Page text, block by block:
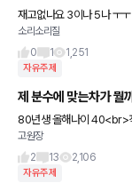
재고없나요 3이나 5나 ㅜㅜ
소리소리질
0
1 1,251
자유주제
제 분수에 맞는차가 뭘
80년생 올해나이 40<br>
대보유<br>연순수입 2억
고원장
2
13 2,106
자유주제